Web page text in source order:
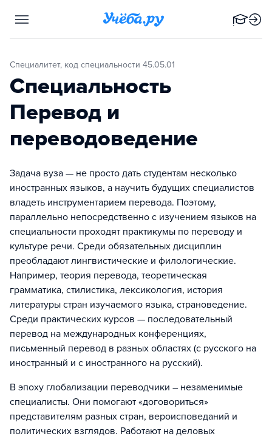
Специалитет, код специальности 45.05.01
Специальность
Перевод и
переводоведение
Задача вуза — не просто дать студентам несколько
иностранных языков, а научить будущих специалистов
владеть инструментарием перевода. Поэтому,
параллельно непосредственно с изучением языков на
специальности проходят практикумы по переводу и
культуре речи. Среди обязательных дисциплин
преобладают лингвистические и филологические.
Например, теория перевода, теоретическая
грамматика, стилистика, лексикология, история
литературы стран изучаемого языка, страноведение.
Среди практических курсов — последовательный
перевод на международных конференциях,
письменный перевод в разных областях (с русского на
иностранный и с иностранного на русский).
В эпоху глобализации переводчики – незаменимые
специалисты. Они помогают «договориться»
представителям разных стран, вероисповеданий и
политических взглядов. Работают на деловых